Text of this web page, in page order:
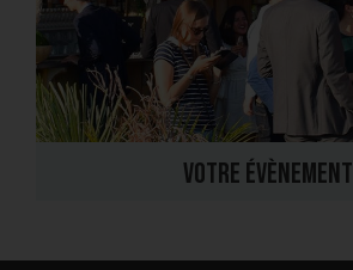
Votre évènement